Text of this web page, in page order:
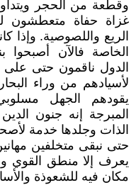
وقطعة من الحجر
غزاة حفاة متعطشون
الريع واللصوصية. وإذا
الخاصة فالآن أصبحوا
الدول ناقمون حتى على
لأسيادهم من وراء
يقودهم الجهل
المبرجة إنه جنون
الذات وجلدها خدمة
حتى نبقى متخلفين
يعرف إلا منطق القوي
مكان فيه للشعوذة